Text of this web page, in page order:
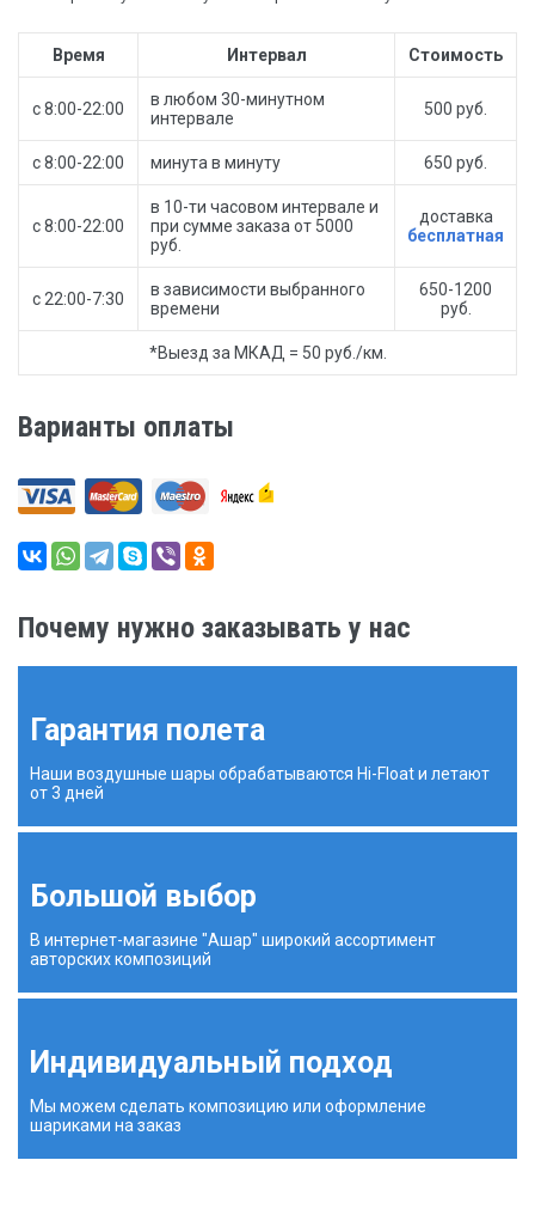
Время Интервал Стоимость
с 8:00-22:00
в любом 30-минутном
интервале
500 руб.
с 8:00-22:00 минута в минуту 650 руб.
с 8:00-22:00
в 10-ти часовом интервале и
при сумме заказа от 5000
руб.
доставка
бесплатная
с 22:00-7:30
в зависимости выбранного
времени
650-1200
руб.
*Выезд за МКАД = 50 руб./км.
Варианты оплаты
Почему нужно заказывать у нас
Гарантия полета
Наши воздушные шары обрабатываются Hi-Float и летают
от 3 дней
Большой выбор
В интернет-магазине "Ашар" широкий ассортимент
авторских композиций
Индивидуальный подход
Мы можем сделать композицию или оформление
шариками на заказ